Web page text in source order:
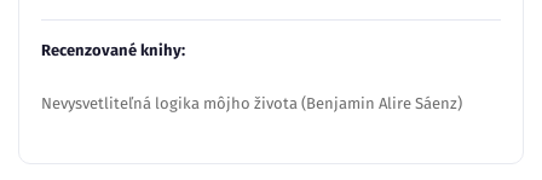
Recenzované knihy:
Nevysvetliteľná logika môjho života (Benjamin Alire Sáenz)